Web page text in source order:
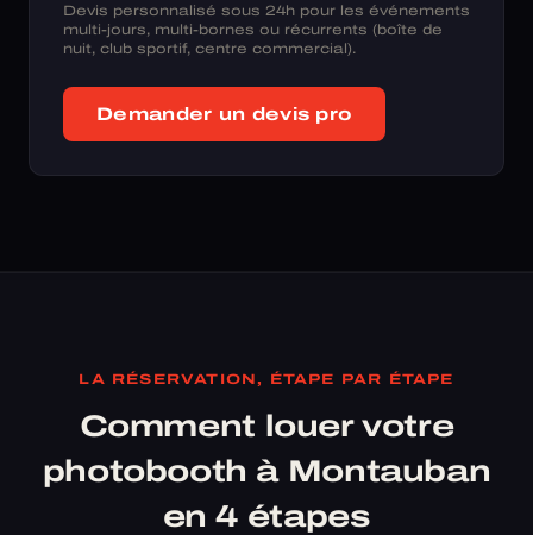
Devis personnalisé sous 24h pour les événements
multi-jours, multi-bornes ou récurrents (boîte de
nuit, club sportif, centre commercial).
Demander un devis pro
LA RÉSERVATION, ÉTAPE PAR ÉTAPE
Comment louer votre
photobooth à Montauban
en 4 étapes